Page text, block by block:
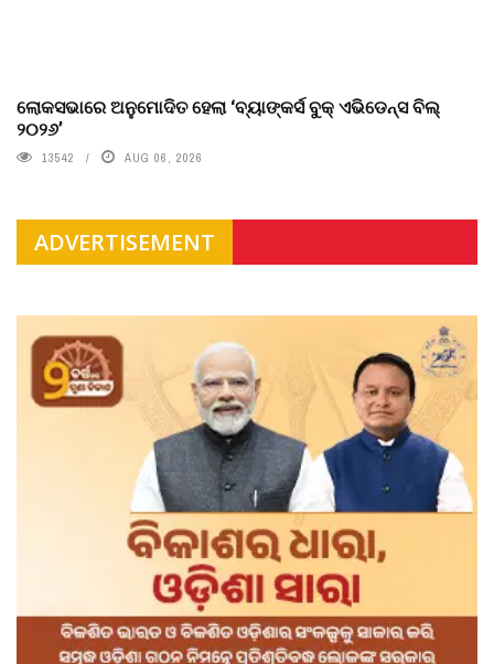
ଲୋକସଭାରେ ଅନୁମୋଦିତ ହେଲା ‘ବ୍ୟାଙ୍କର୍ସ ବୁକ୍ ଏଭିଡେନ୍ସ ବିଲ୍
୨୦୨୬’
13542 AUG 06, 2026
ADVERTISEMENT